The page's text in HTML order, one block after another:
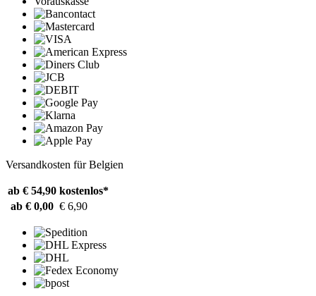
Versandkosten für Belgien
ab € 54,90 kostenlos*
ab € 0,00 € 6,90